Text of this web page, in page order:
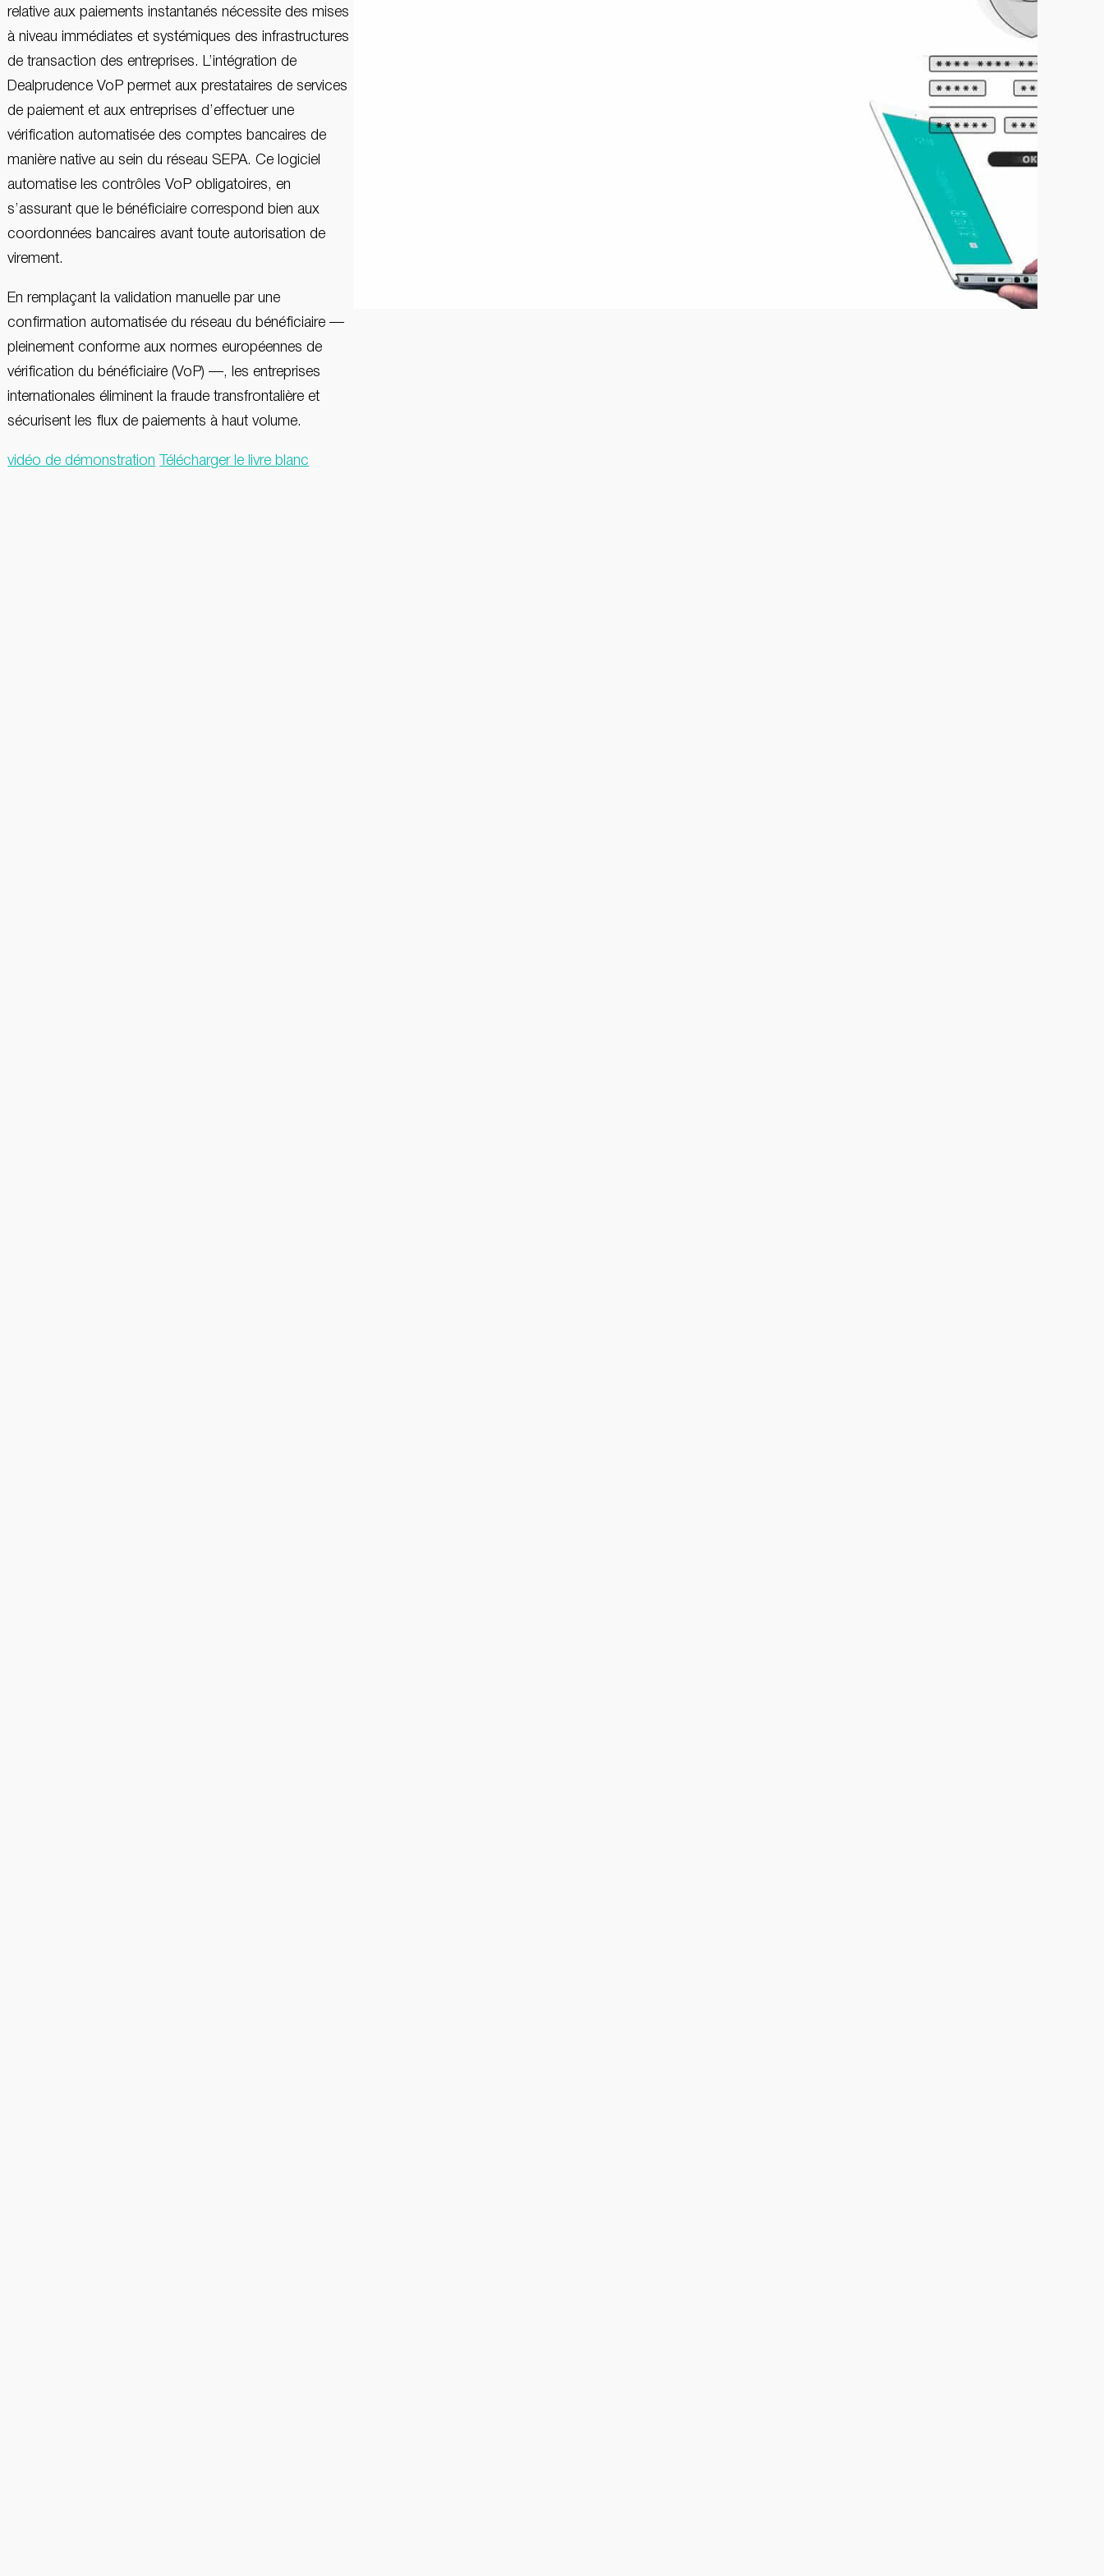
relative aux paiements instantanés nécessite des mises
à niveau immédiates et systémiques des infrastructures
de transaction des entreprises. L’intégration de
Dealprudence VoP permet aux prestataires de services
de paiement et aux entreprises d’effectuer une
vérification automatisée des comptes bancaires de
manière native au sein du réseau SEPA. Ce logiciel
automatise les contrôles VoP obligatoires, en
s’assurant que le bénéficiaire correspond bien aux
coordonnées bancaires avant toute autorisation de
virement.
En remplaçant la validation manuelle par une
confirmation automatisée du réseau du bénéficiaire —
pleinement conforme aux normes européennes de
vérification du bénéficiaire (VoP) —, les entreprises
internationales éliminent la fraude transfrontalière et
sécurisent les flux de paiements à haut volume.
vidéo de démonstration Télécharger le livre blanc